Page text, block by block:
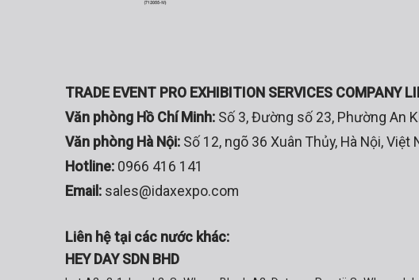
TRADE EVENT PRO EXHIBITION SERVICES COMPANY
Văn phòng Hồ Chí Minh: Số 3, Đường số 23, Phường An
Văn phòng Hà Nội: Số 12, ngõ 36 Xuân Thủy, Hà Nội, Việt
Hotline: 0966 416 141
Email: sales@idaxexpo.com
Liên hệ tại các nước khác:
HEY DAY SDN BHD